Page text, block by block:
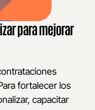
para mejorar
fortalecer los
capacitar